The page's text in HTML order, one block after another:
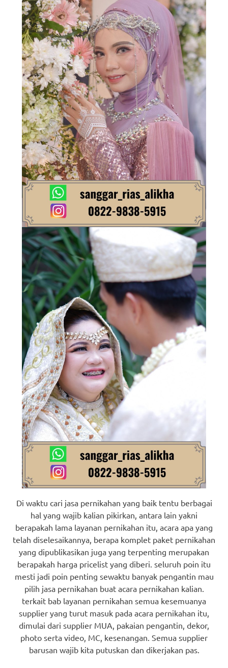
Di waktu cari jasa pernikahan yang baik tentu berbagai
hal yang wajib kalian pikirkan, antara lain yakni
berapakah lama layanan pernikahan itu, acara apa yang
telah diselesaikannya, berapa komplet paket pernikahan
yang dipublikasikan juga yang terpenting merupakan
berapakah harga pricelist yang diberi. seluruh poin itu
mesti jadi poin penting sewaktu banyak pengantin mau
pilih jasa pernikahan buat acara pernikahan kalian.
terkait bab layanan pernikahan semua kesemuanya
supplier yang turut masuk pada acara pernikahan itu,
dimulai dari supplier MUA, pakaian pengantin, dekor,
photo serta video, MC, kesenangan. Semua supplier
barusan wajib kita putuskan dan dikerjakan pas.